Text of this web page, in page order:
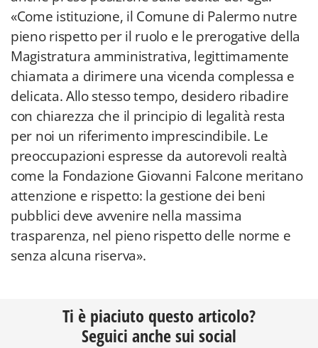
«Come istituzione, il Comune di Palermo nutre
pieno rispetto per il ruolo e le prerogative della
Magistratura amministrativa, legittimamente
chiamata a dirimere una vicenda complessa e
delicata. Allo stesso tempo, desidero ribadire
con chiarezza che il principio di legalità resta
per noi un riferimento imprescindibile. Le
preoccupazioni espresse da autorevoli realtà
come la Fondazione Giovanni Falcone meritano
attenzione e rispetto: la gestione dei beni
pubblici deve avvenire nella massima
trasparenza, nel pieno rispetto delle norme e
senza alcuna riserva».
Ti è piaciuto questo articolo?
Seguici anche sui social